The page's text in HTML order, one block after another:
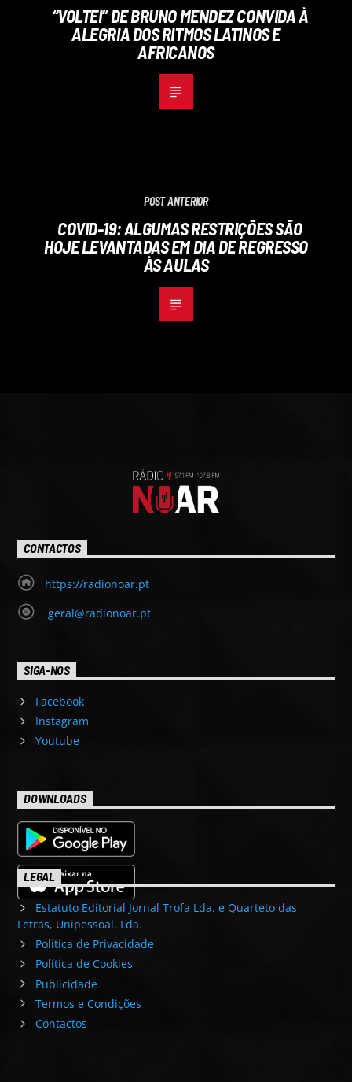
“VOLTEI” DE BRUNO MENDEZ CONVIDA À
ALEGRIA DOS RITMOS LATINOS E
AFRICANOS
POST ANTERIOR
COVID-19: ALGUMAS RESTRIÇÕES SÃO
HOJE LEVANTADAS EM DIA DE REGRESSO
ÀS AULAS
CONTACTOS
https://radionoar.pt
geral@radionoar.pt
SIGA-NOS
Facebook
Instagram
Youtube
DOWNLOADS
LEGAL
Estatuto Editorial Jornal Trofa Lda. e Quarteto das
Letras, Unipessoal, Lda.
Política de Privacidade
Política de Cookies
Publicidade
Termos e Condições
Contactos